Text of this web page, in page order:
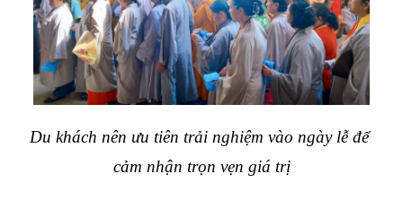
Du khách nên ưu tiên trải nghiệm vào ngày lễ để
cảm nhận trọn vẹn giá trị